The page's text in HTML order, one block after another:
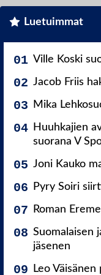
Luetuimmat
Ville Koski
Jacob Friis
Mika
Huuhkajien
suorana V
Joni Kauko
Pyry Soiri
Roman
Suomalaisen
jäsenen
Leo